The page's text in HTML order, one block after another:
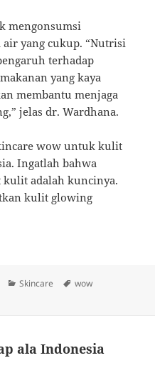
mengonsumsi
yang cukup. “Nutrisi
terhadap
yang kaya
membantu menjaga
jelas dr. Wardhana.
wow untuk kulit
Ingatlah bahwa
kulit adalah kuncinya.
kulit glowing
Categories
Skincare Tags
wow
ala Indonesia